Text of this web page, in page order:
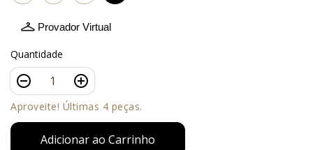
Provador Virtual
Quantidade
Aproveite! Últimas 4 peças.